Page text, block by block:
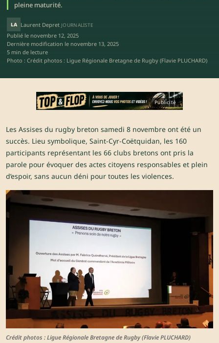
pleine maturité.
LA Laurent Depret JOURNALISTE
Publié le novembre 12, 2025
Dernière modification le novembre 13, 2025
5 min de lecture
Photo : Crédit photos : Ligue Régionale Bretagne de Rugby (Flavie PLUCHARD)
Publicité
Les Assises du rugby breton samedi 8 novembre ont été un
succès. Lieu symbolique, Saint-Cyr-Coëtquidan, les 160
participants représentant les 66 clubs bretons ont pris la
parole pour évoquer des actes citoyens responsables et plein
d’espoir, sans aucun déni pour toutes les violences.
Crédit photos : Ligue Régionale Bretagne de Rugby (Flavie PLUCHARD)